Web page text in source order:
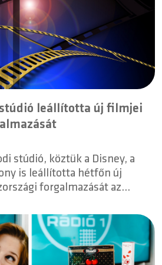
leállította új filmjei
stúdió, köztük a Disney, a
is leállította hétfőn új
forgalmazását az
napokban a hollywoodi